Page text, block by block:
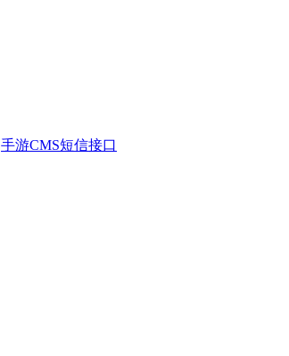
手游CMS短信接口